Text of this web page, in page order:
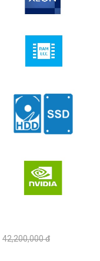
42,200,000 đ